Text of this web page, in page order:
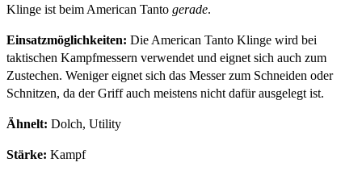
Klinge ist beim American Tanto gerade.
Einsatzmöglichkeiten: Die American Tanto Klinge wird bei
taktischen Kampfmessern verwendet und eignet sich auch zum
Zustechen. Weniger eignet sich das Messer zum Schneiden oder
Schnitzen, da der Griff auch meistens nicht dafür ausgelegt ist.
Ähnelt: Dolch, Utility
Stärke: Kampf